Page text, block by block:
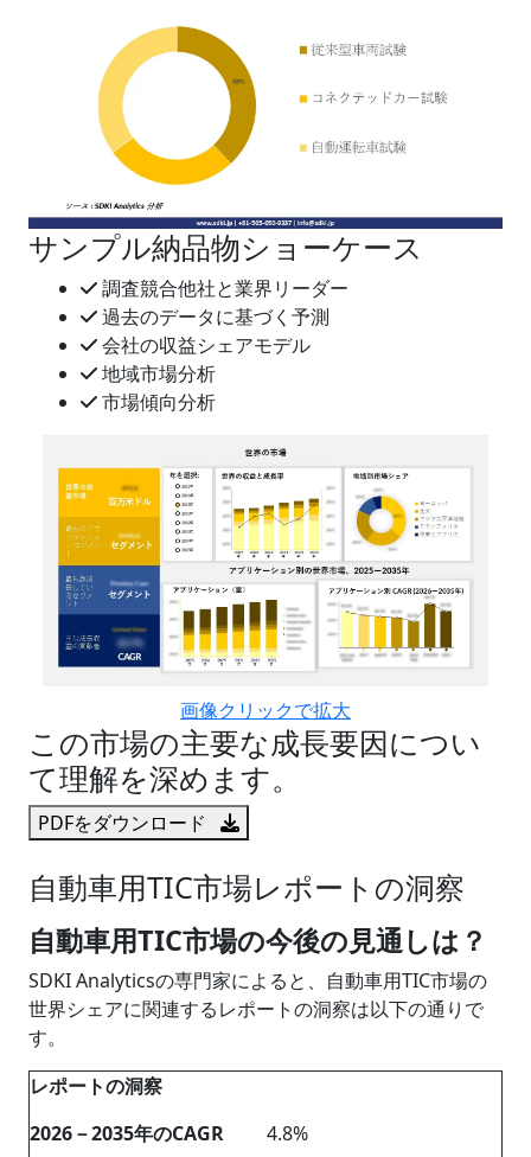
サンプル納品物ショーケース
調査競合他社と業界リーダー
過去のデータに基づく予測
会社の収益シェアモデル
地域市場分析
市場傾向分析
画像クリックで拡大
この市場の主要な成長要因につい
て理解を深めます。
PDFをダウンロード
自動車用TIC市場レポートの洞察
自動車用TIC市場の今後の見通しは？
SDKI Analyticsの専門家によると、自動車用TIC市場の
世界シェアに関連するレポートの洞察は以下の通りで
す。
レポートの洞察
2026－2035年のCAGR
4.8%